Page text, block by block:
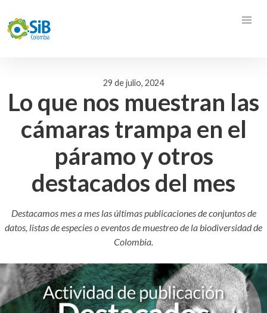
29 de julio, 2024
Lo que nos muestran las
cámaras trampa en el
páramo y otros
destacados del mes
Destacamos mes a mes las últimas publicaciones de conjuntos de
datos, listas de especies o eventos de muestreo de la biodiversidad de
Colombia.